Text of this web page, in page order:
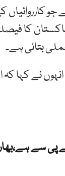
کا
بتائی ہے۔
نے کہا
جے پی سے